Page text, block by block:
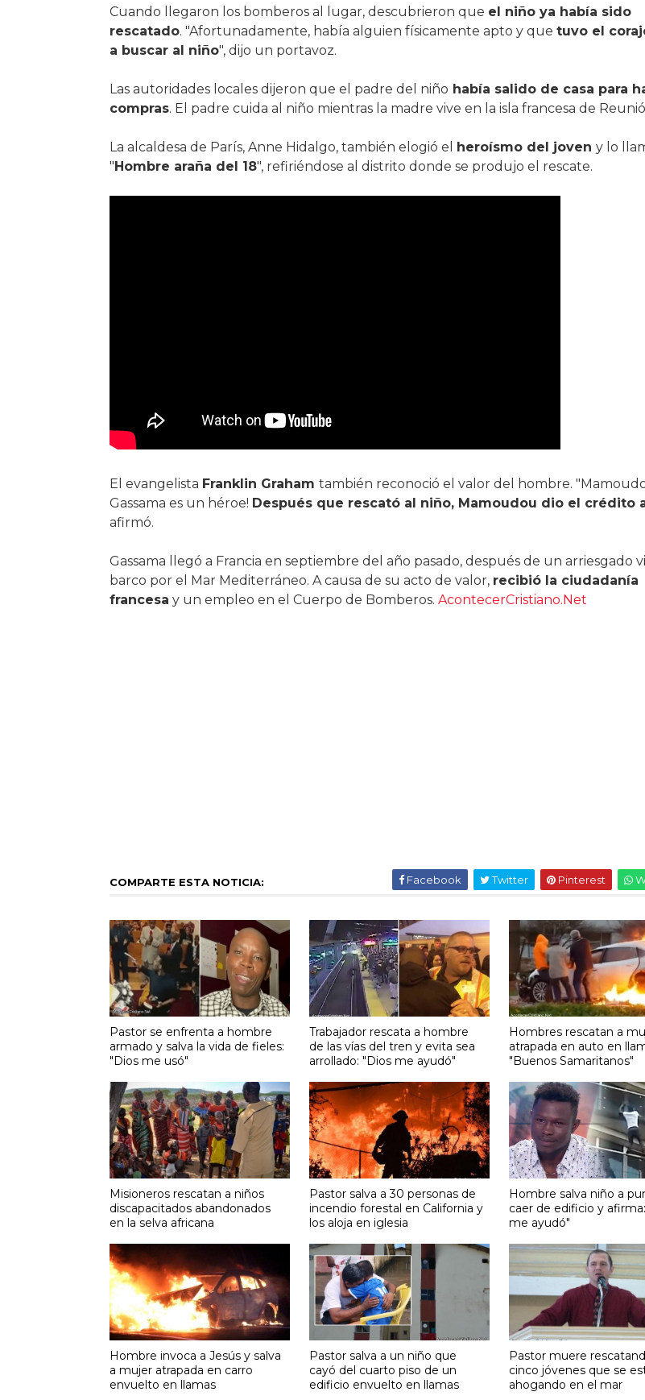
Cuando llegaron los bomberos al lugar, descubrieron que el niño ya había sido
rescatado. "Afortunadamente, había alguien físicamente apto y que tuvo el
a buscar al niño", dijo un portavoz.
Las autoridades locales dijeron que el padre del niño había salido de casa para
compras. El padre cuida al niño mientras la madre vive en la isla francesa de
La alcaldesa de París, Anne Hidalgo, también elogió el heroísmo del joven y lo
"Hombre araña del 18", refiriéndose al distrito donde se produjo el rescate.
El evangelista Franklin Graham también reconoció el valor del hombre.
Gassama es un héroe! Después que rescató al niño, Mamoudou dio el crédito
afirmó.
Gassama llegó a Francia en septiembre del año pasado, después de un arriesgado
barco por el Mar Mediterráneo. A causa de su acto de valor, recibió la ciudadanía
francesa y un empleo en el Cuerpo de Bomberos. AcontecerCristiano.Net
COMPARTE ESTA NOTICIA: Facebook Twitter Pinterest
Pastor se enfrenta a hombre
armado y salva la vida de fieles:
"Dios me usó"
Trabajador rescata a hombre
de las vías del tren y evita sea
arrollado: "Dios me ayudó"
Hombres rescatan a
atrapada en auto en
"Buenos Samaritanos"
Misioneros rescatan a niños
discapacitados abandonados
en la selva africana
Pastor salva a 30 personas de
incendio forestal en California y
los aloja en iglesia
Hombre salva niño a
caer de edificio y
me ayudó"
Hombre invoca a Jesús y salva
a mujer atrapada en carro
envuelto en llamas
Pastor salva a un niño que
cayó del cuarto piso de un
edificio envuelto en llamas
Pastor muere
cinco jóvenes que se
ahogando en el mar